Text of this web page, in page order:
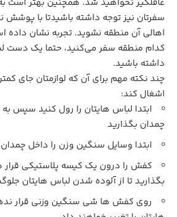
غافلگیر نخواهید شد. همچنین بهتر است
سفرتان نیز توجه داشته باشیدتا با
اهالی آن منطقه نشوید. تجربه نشان
کدام منطقه سفر می‌کنید، حتما یک دست
داشته باشید.
چند نکته مهم برای آن که لوازمتان جای
اشغال کند:
ابتدا لباس هایتان را رول کنید سپس
چمدان بگذارید
ابتدا وسایل سنگین وزن را داخل
کفش را درون یک کیسه پلاستیکی قرار
بگذارید تا از آلوده شدن لباس هایتان
روی کفش ها شی سنگین وزنی قرار